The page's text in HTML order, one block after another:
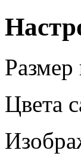
Цвета